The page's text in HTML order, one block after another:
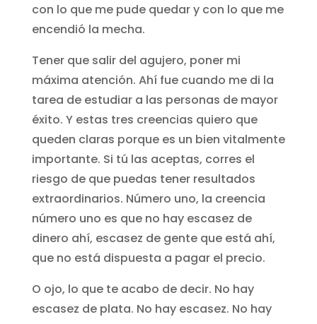
con lo que me pude quedar y con lo que me
encendió la mecha.
Tener que salir del agujero, poner mi
máxima atención. Ahí fue cuando me di la
tarea de estudiar a las personas de mayor
éxito. Y estas tres creencias quiero que
queden claras porque es un bien vitalmente
importante. Si tú las aceptas, corres el
riesgo de que puedas tener resultados
extraordinarios. Número uno, la creencia
número uno es que no hay escasez de
dinero ahí, escasez de gente que está ahí,
que no está dispuesta a pagar el precio.
O ojo, lo que te acabo de decir. No hay
escasez de plata. No hay escasez. No hay